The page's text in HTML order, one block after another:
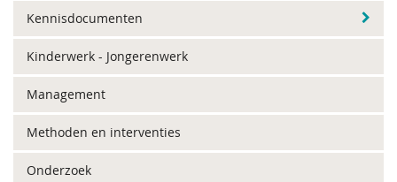
Kennisdocumenten
Kinderwerk - Jongerenwerk
Management
Methoden en interventies
Onderzoek